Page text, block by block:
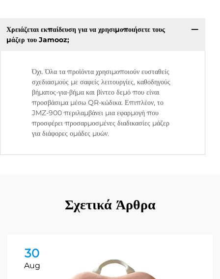
Χρειάζεται εκπαίδευση για να χρησιμοποιήσετε τους
μάζερ του Jamooz;
Όχι. Όλα τα προϊόντα χρησιμοποιούν ευσταθείς
σχεδιασμούς με σαφείς λειτουργίες, καθοδηγούς
βήματος-για-βήμα και βίντεο δεμό που είναι
προσβάσιμα μέσω QR-κώδικα. Επιπλέον, το
JMZ-900 περιλαμβάνει μια εφαρμογή που
προσφέρει προσαρμοσμένες διαδικασίες μάζερ
για διάφορες ομάδες μυών.
Σχετικά Άρθρα
30
Aug